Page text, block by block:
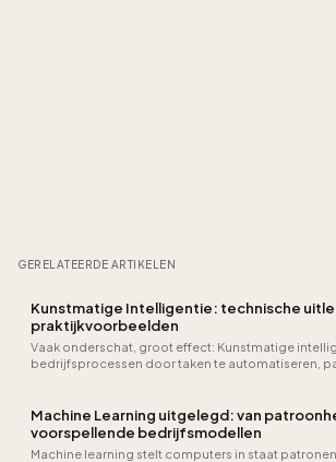
GERELATEERDE ARTIKELEN
Kunstmatige Intelligentie: technische
praktijkvoorbeelden
Vaak onderschat, groot effect: Kunstmatige
bedrijfsprocessen door taken te automatiseren,
Machine Learning uitgelegd: van
voorspellende bedrijfsmodellen
Machine learning stelt computers in staat